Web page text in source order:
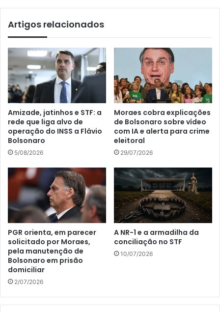
Artigos relacionados
Amizade, jatinhos e STF: a
rede que liga alvo de
operação do INSS a Flávio
Bolsonaro
5/08/2026
Moraes cobra explicações
de Bolsonaro sobre vídeo
com IA e alerta para crime
eleitoral
29/07/2026
PGR orienta, em parecer
solicitado por Moraes,
pela manutenção de
Bolsonaro em prisão
domiciliar
2/07/2026
A NR-1 e a armadilha da
conciliação no STF
10/07/2026